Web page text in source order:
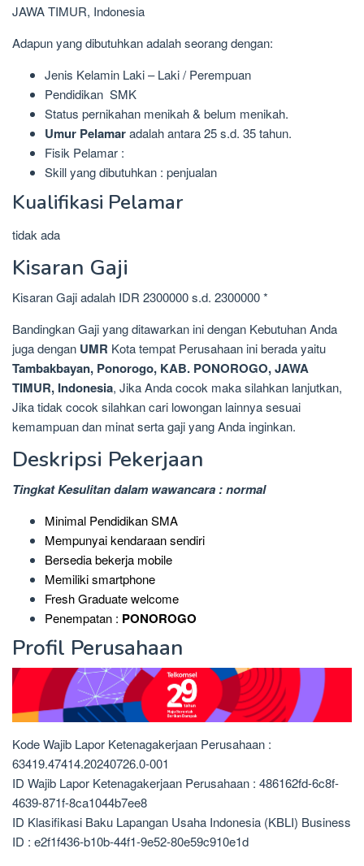
JAWA TIMUR, Indonesia
Adapun yang dibutuhkan adalah seorang dengan:
Jenis Kelamin Laki – Laki / Perempuan
Pendidikan SMK
Status pernikahan menikah & belum menikah.
Umur Pelamaradalah antara 25 s.d. 35 tahun.
Fisik Pelamar :
Skill yang dibutuhkan : penjualan
Kualifikasi Pelamar
tidak ada
Kisaran Gaji
Kisaran Gaji adalah IDR 2300000 s.d. 2300000 *
Bandingkan Gaji yang ditawarkan ini dengan Kebutuhan Anda
juga dengan UMR Kota tempat Perusahaan ini berada yaitu
Tambakbayan, Ponorogo, KAB. PONOROGO, JAWA
TIMUR, Indonesia, Jika Anda cocok maka silahkan lanjutkan,
Jika tidak cocok silahkan cari lowongan lainnya sesuai
kemampuan dan minat serta gaji yang Anda inginkan.
Deskripsi Pekerjaan
Tingkat Kesulitan dalam wawancara : normal
Minimal Pendidikan SMA
Mempunyai kendaraan sendiri
Bersedia bekerja mobile
Memiliki smartphone
Fresh Graduate welcome
Penempatan : PONOROGO
Profil Perusahaan
Kode Wajib Lapor Ketenagakerjaan Perusahaan :
63419.47414.20240726.0-001
ID Wajib Lapor Ketenagakerjaan Perusahaan : 486162fd-6c8f-
4639-871f-8ca1044b7ee8
ID Klasifikasi Baku Lapangan Usaha Indonesia (KBLI) Business
ID : e2f1f436-b10b-44f1-9e52-80e59c910e1d